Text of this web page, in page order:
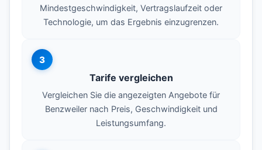
Mindestgeschwindigkeit, Vertragslaufzeit oder
Technologie, um das Ergebnis einzugrenzen.
3
Tarife vergleichen
Vergleichen Sie die angezeigten Angebote für
Benzweiler nach Preis, Geschwindigkeit und
Leistungsumfang.